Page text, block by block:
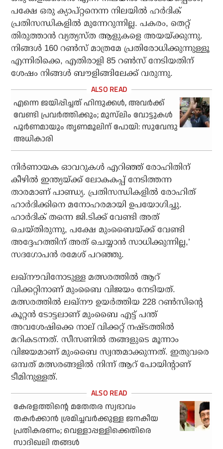
പക്ഷേ ഒരു ക്യാപ്റ്റനെന്ന നിലയില്‍ ഹര്‍ദിക്
പ്രതിസന്ധികളില്‍ മുന്നേറുന്നില്ല. പകരം, തെറ്റ്
തിരുത്താന്‍ വ്യത്യസ്ത ആളുകളെ അയയ്ക്കുന്നു.
നിങ്ങള്‍ 160 റണ്‍സ് മാത്രമേ പ്രതിരോധിക്കുന്നുള്ളൂ
എന്നിരിക്കെ, എതിരാളി 85 റണ്‍സ് നേടിയതിന്
ശേഷം നിങ്ങള്‍ ബൗളിങ്ങിലേക്ക് വരുന്നു.
എന്നെ ജയിപ്പിച്ചത് ഹിന്ദുക്കള്‍, അവര്‍ക്ക്
വേണ്ടി പ്രവര്‍ത്തിക്കും; മുസ്‌ലിം വോട്ടുകള്‍
പൂര്‍ണമായും തൃണമൂലിന് പോയി: സുവേന്ദു
അധികാരി
നിര്‍ണായക ഓവറുകള്‍ എറിഞ്ഞ് രോഹിതിന്
കീഴില്‍ ഇന്ത്യയ്ക്ക് ലോകകപ്പ് നേടിത്തന്ന
താരമാണ് പാണ്ഡ്യ. പ്രതിസന്ധികളില്‍ രോഹിത്
ഹാര്‍ദിക്കിനെ മനോഹരമായി ഉപയോഗിച്ചു.
ഹാര്‍ദിക് തന്നെ ജി.ടിക്ക് വേണ്ടി അത്
ചെയ്തിരുന്നു, പക്ഷേ മുംബൈയ്ക്ക് വേണ്ടി
അദ്ദേഹത്തിന് അത് ചെയ്യാന്‍ സാധിക്കുന്നില്ല,’
സദഗോപന്‍ രമേശ് പറഞ്ഞു.
ലഖ്‌നൗവിനോടുള്ള മത്സരത്തില്‍ ആറ്
വിക്കറ്റിനാണ് മുംബൈ വിജയം നേടിയത്.
മത്സരത്തില്‍ ലഖ്‌നൗ ഉയര്‍ത്തിയ 228 റണ്‍സിന്റെ
കൂറ്റന്‍ ടോട്ടലാണ് മുംബൈ എട്ട് പന്ത്
അവശേഷിക്കെ നാല് വിക്കറ്റ് നഷ്ടത്തില്‍
മറികടന്നത്. സീസണില്‍ തങ്ങളുടെ മൂന്നാം
വിജയമാണ് മുംബൈ സ്വന്തമാക്കുന്നത്. ഇതുവരെ
ഒമ്പത് മത്സരങ്ങളില്‍ നിന്ന് ആറ് പോയിന്റാണ്
ടീമിനുള്ളത്.
കേരളത്തിന്റെ മതേതര സ്വഭാവം
തകര്‍ക്കാന്‍ ശ്രമിച്ചവര്‍ക്കുള്ള ജനകീയ
പ്രതികരണം; വെള്ളാപ്പള്ളിക്കെതിരെ
സാദിഖലി തങ്ങള്‍